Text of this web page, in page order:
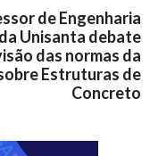
de Engenharia
da Unisanta debate
das normas da
Estruturas de
Concreto